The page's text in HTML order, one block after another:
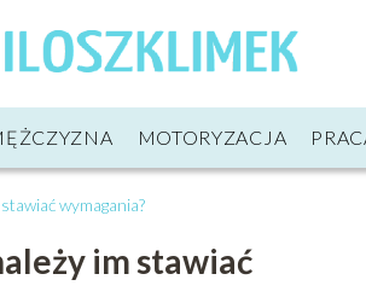
MOTORYZACJA
wymagania?
im stawiać